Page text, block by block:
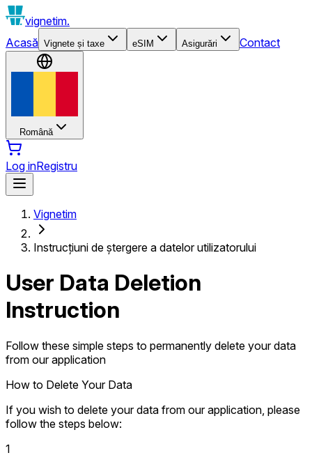
vignetim.
Acasă Vignete și taxe eSIM Asigurări Contact
Română
Log inRegistru
Vignetim
Instrucțiuni de ștergere a datelor utilizatorului
User Data Deletion
Instruction
Follow these simple steps to permanently delete your data
from our application
How to Delete Your Data
If you wish to delete your data from our application, please
follow the steps below:
1